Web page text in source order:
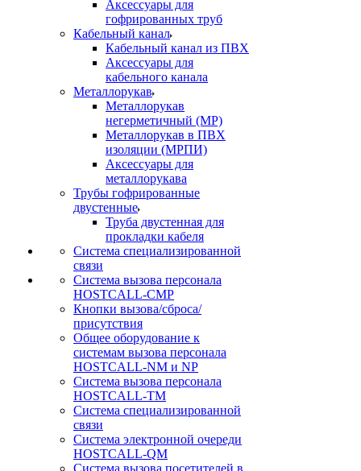
Аксессуары для
гофрированных труб
Кабельный канал
Кабельный канал из ПВХ
Аксессуары для
кабельного канала
Металлорукав
Металлорукав
негерметичный (МР)
Металлорукав в ПВХ
изоляции (МРПИ)
Аксессуары для
металлорукава
Трубы гофрированные
двустенные
Труба двустенная для
прокладки кабеля
Система специализированной
связи
Cистема вызова персонала
HOSTCALL-CMP
Кнопки вызова/сброса/
присутствия
Общее оборудование к
системам вызова персонала
HOSTCALL-NM и NP
Система вызова персонала
HOSTCALL-TM
Система специализированной
связи
Система электронной очереди
HOSTCALL-QM
Cистема вызова посетителей в